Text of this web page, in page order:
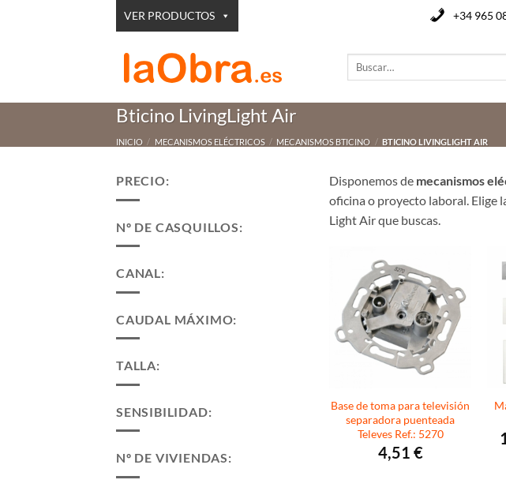
VER PRODUCTOS +34 965
Buscar
Bticino LivingLight Air
INICIO / MECANISMOS ELÉCTRICOS / MECANISMOS BTICINO / BTICINO LIVINGLIGHT AIR
PRECIO:
Nº DE CASQUILLOS:
CANAL:
CAUDAL MÁXIMO:
TALLA:
SENSIBILIDAD:
Nº DE VIVIENDAS:
Disponemos de mecanismos
oficina o proyecto laboral. Elige
Light Air que buscas.
Base de toma para televisión
separadora puenteada
Televes Ref.: 5270
4,51 €